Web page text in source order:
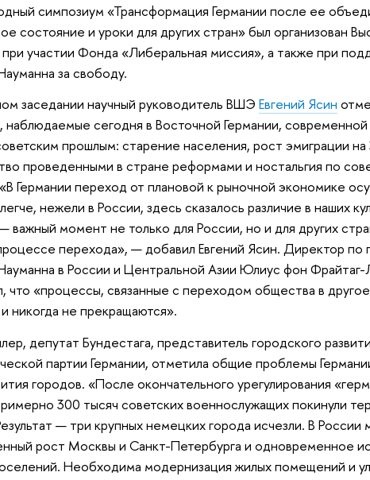
симпозиум «Трансформация Германии после ее
состояние и уроки для других стран» был организован
участии Фонда «Либеральная миссия», а также при
за свободу.
заседании научный руководитель ВШЭ Евгений Ясин
наблюдаемые сегодня в Восточной Германии, современной
прошлым: старение населения, рост эмиграции на
проведенными в стране реформами и ностальгия по
Германии переход от плановой к рыночной экономике
нежели в России, здесь сказалось различие в наших
важный момент не только для России, но и для других
перехода», — добавил Евгений Ясин. Директор
в России и Центральной Азии Юлиус фон
что «процессы, связанные с переходом общества в
никогда не прекращаются».
депутат Бундестага, представитель городского
партии Германии, отметила общие проблемы
городов. «После окончательного урегулирования
300 тысяч советских военнослужащих покинули
— три крупных немецких города исчезли. В
рост Москвы и Санкт-Петербурга и одновременное
Необходима модернизация жилых помещений и